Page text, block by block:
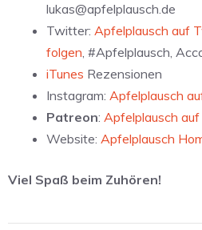
lukas@apfelplausch.de
Twitter: Apfelplausch auf
folgen, #Apfelplausch,
iTunes Rezensionen
Instagram: Apfelplausch
Patreon: Apfelplausch
Website: Apfelplausch
Viel Spaß beim Zuhören!